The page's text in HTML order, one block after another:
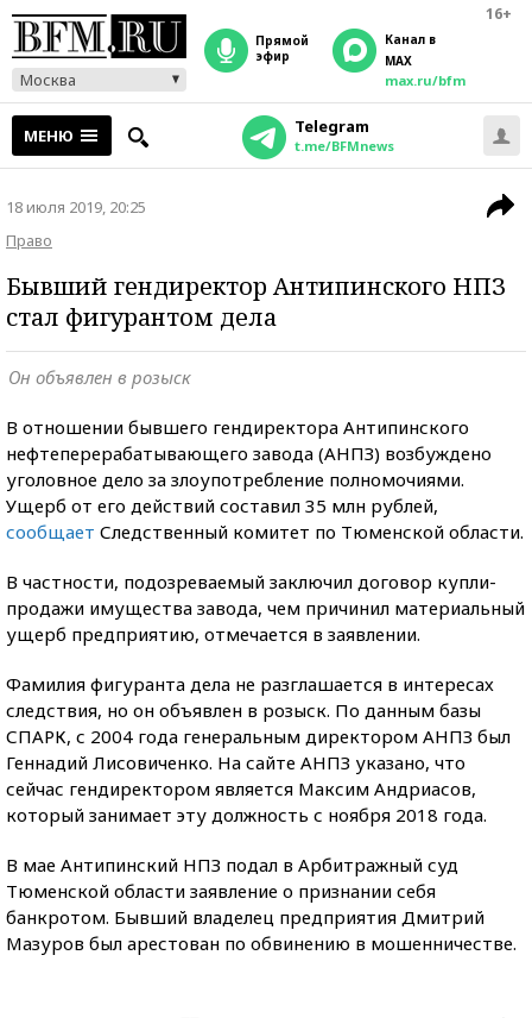
16+
Москва
прямой
эфир
Канал в
MAX
max.ru/bfm
МЕНЮ Telegram
t.me/BFMnews
18 июля 2019, 20:25
Право
Бывший гендиректор Антипинского НПЗ
стал фигурантом дела
Он объявлен в розыск
В отношении бывшего гендиректора Антипинского
нефтеперерабатывающего завода (АНПЗ) возбуждено
уголовное дело за злоупотребление полномочиями.
Ущерб от его действий составил 35 млн рублей,
сообщает Следственный комитет по Тюменской области.
В частности, подозреваемый заключил договор купли-
продажи имущества завода, чем причинил материальный
ущерб предприятию, отмечается в заявлении.
Фамилия фигуранта дела не разглашается в интересах
следствия, но он объявлен в розыск. По данным базы
СПАРК, с 2004 года генеральным директором АНПЗ был
Геннадий Лисовиченко. На сайте АНПЗ указано, что
сейчас гендиректором является Максим Андриасов,
который занимает эту должность с ноября 2018 года.
В мае Антипинский НПЗ подал в Арбитражный суд
Тюменской области заявление о признании себя
банкротом. Бывший владелец предприятия Дмитрий
Мазуров был арестован по обвинению в мошенничестве.